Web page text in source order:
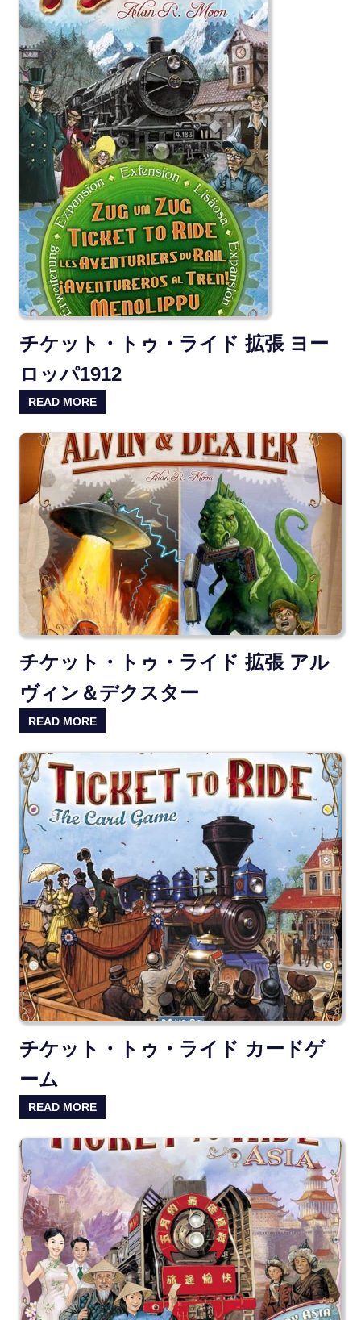
チケット・トゥ・ライド 拡張 ヨー
ロッパ1912
READ MORE
チケット・トゥ・ライド 拡張 アル
ヴィン＆デクスター
READ MORE
チケット・トゥ・ライド カードゲ
ーム
READ MORE